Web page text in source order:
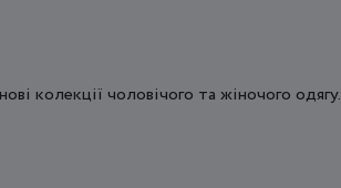
колекції чоловічого та жіночого одягу.